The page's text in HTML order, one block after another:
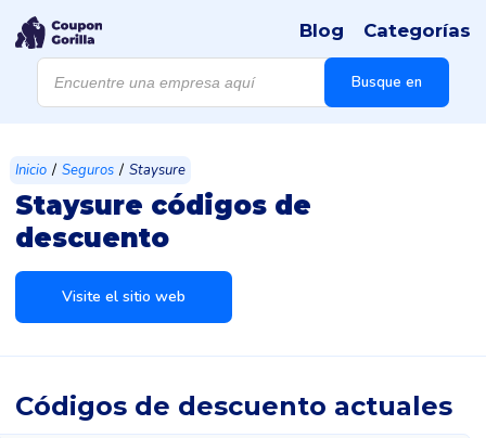
Búsqueda
productos
Busque en
Blog Categorías
Inicio / Seguros / Staysure
Staysure códigos de
descuento
Visite el sitio web
Códigos de descuento actuales